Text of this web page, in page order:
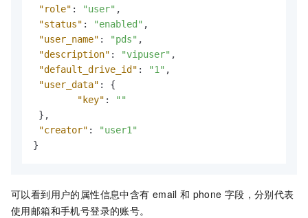
"role" : "user" ,
"status" : "enabled" ,
"user_name" : "pds" ,
"description" : "vipuser" ,
"default_drive_id" : "1" ,
"user_data" :
{
"key" :
""
} ,
"creator" :
"user1"
}
可以看到用户的属性信息中含有 email 和 phone 字段，分别代表
使用邮箱和手机号登录的账号。